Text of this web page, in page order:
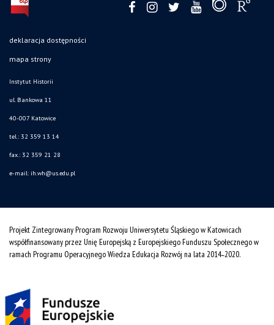
deklaracja dostępności
mapa strony
Instytut Historii
ul. Bankowa 11
40-007 Katowice
tel.: 32 359 13 14
fax.: 32 359 21 28
e-mail: ih.wh@us.edu.pl
Projekt Zintegrowany Program Rozwoju Uniwersytetu Śląskiego w Katowicach
współfinansowany przez Unię Europejską z Europejskiego Funduszu Społecznego w
ramach Programu Operacyjnego Wiedza Edukacja Rozwój na lata 2014˗2020.